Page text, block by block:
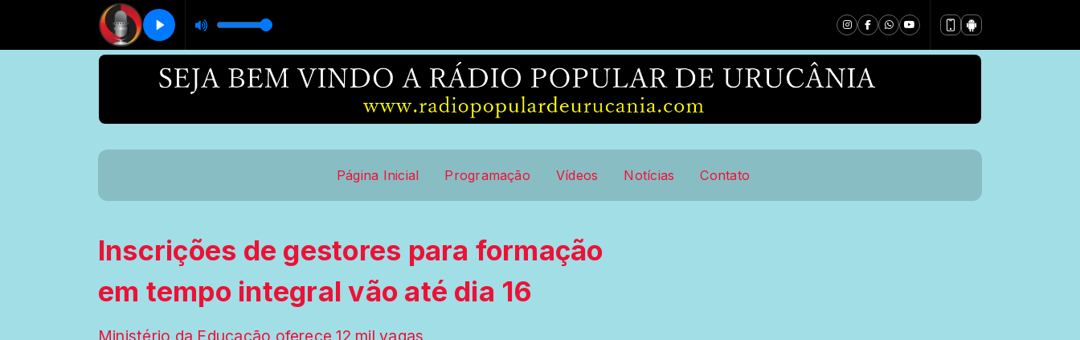
Página Inicial Programação Vídeos Notícias Contato
Inscrições de gestores para formação
em tempo integral vão até dia 16
Ministério da Educação oferece 12 mil vagas